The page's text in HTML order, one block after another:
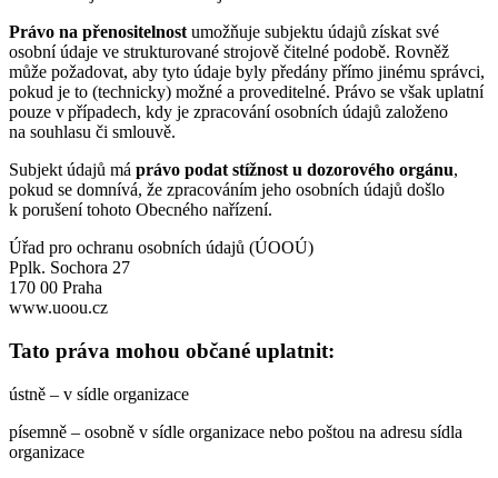
Právo na přenositelnostumožňuje subjektu údajů získat své
osobní údaje ve strukturované strojově čitelné podobě. Rovněž
může požadovat, aby tyto údaje byly předány přímo jinému správci,
pokud je to (technicky) možné a proveditelné. Právo se však uplatní
pouze v případech, kdy je zpracování osobních údajů založeno
na souhlasu či smlouvě.
Subjekt údajů má právo podat stížnost u dozorového orgánu,
pokud se domnívá, že zpracováním jeho osobních údajů došlo
k porušení tohoto Obecného nařízení.
Úřad pro ochranu osobních údajů (ÚOOÚ)
Pplk. Sochora 27
170 00 Praha
www.uoou.cz
Tato práva mohou občané uplatnit:
ústně – v sídle organizace
písemně – osobně v sídle organizace nebo poštou na adresu sídla
organizace